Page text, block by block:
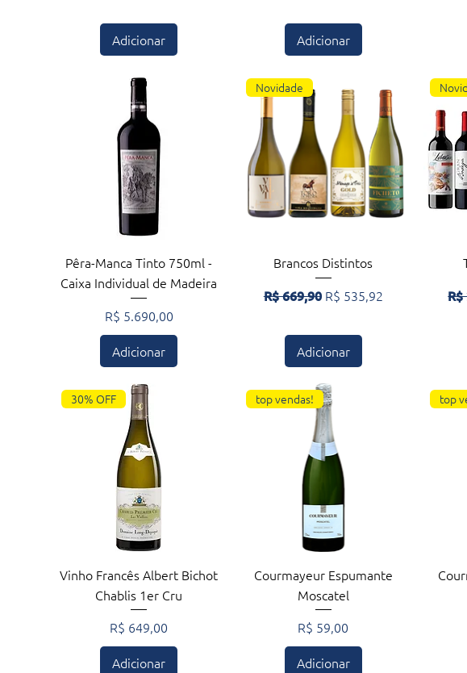
Adicionar Adicionar
Visualização rápida
Pêra-Manca Tinto 750ml -
Caixa Individual de Madeira
Preço
R$ 5.690,00
Adicionar
Visualização rápida
Novidade
Brancos Distintos
Preço normal
R$ 669,90 Preço promocional
R$ 535,92
Adicionar
Visualização rápida
30% OFF
Vinho Francês Albert Bichot
Chablis 1er Cru
Preço
R$ 649,00
Adicionar
Visualização rápida
top vendas!
Courmayeur Espumante
Moscatel
Preço
R$ 59,00
Adicionar
top